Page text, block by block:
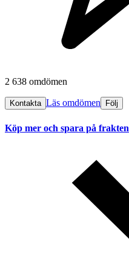
2 638 omdömen
Kontakta Läs omdömen Följ
Köp mer och spara på frakten